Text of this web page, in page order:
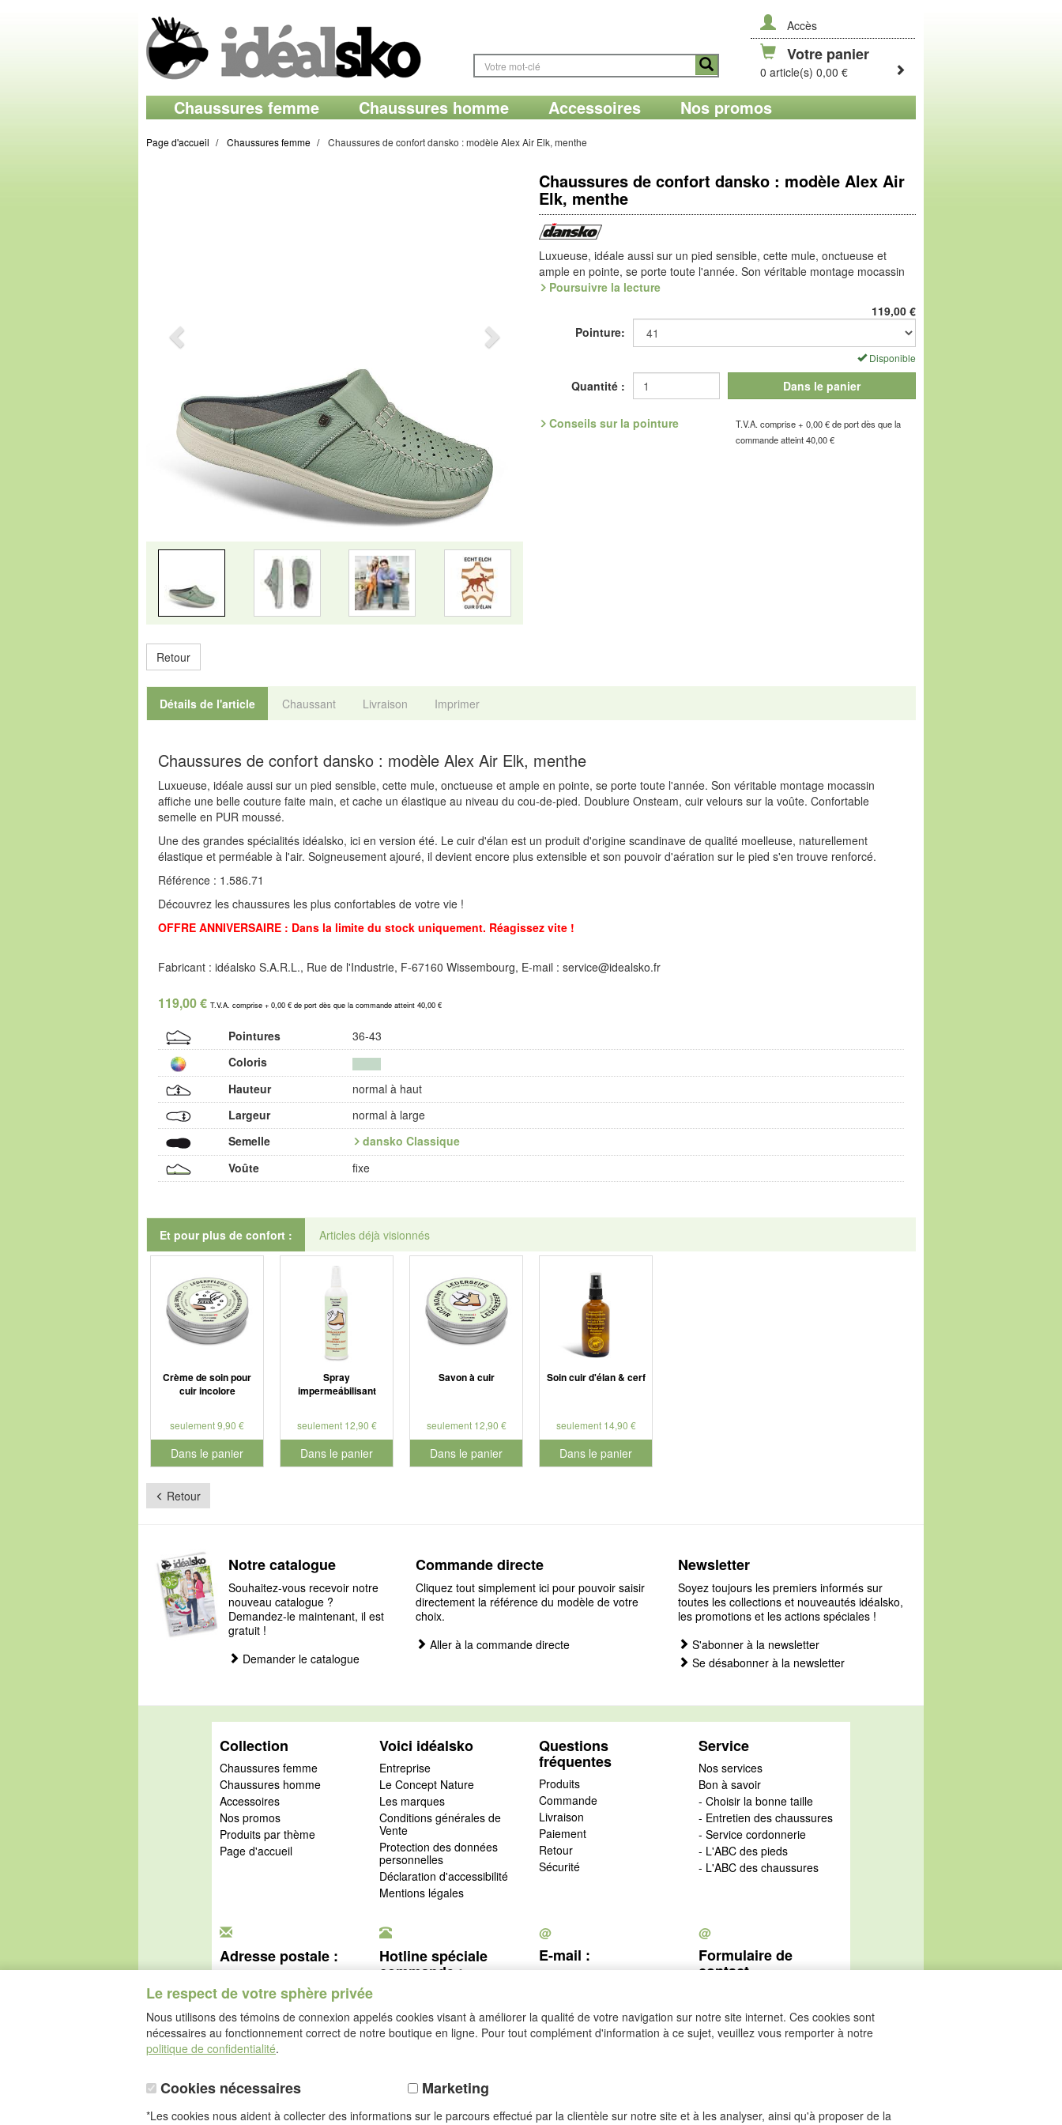
Accès
Votre panier
0 article(s) 0,00 €
Chaussures femme Chaussures homme Accessoires Nos promos
Page d'accueil Chaussures femme Chaussures de confort dansko : modèle Alex Air Elk, menthe
Chaussures de confort dansko : modèle Alex Air
Elk, menthe
Luxueuse, idéale aussi sur un pied sensible, cette mule, onctueuse et
ample en pointe, se porte toute l'année. Son véritable montage mocassin
affiche une belle couture faite main, et cache un élastique au niveau du
semelle en PUR moussé.
Une des grandes spécialités idéalsko, ici en version été. Le cuir d'élan est
un produit d'origine scandinave de qualité moelleuse, naturellement
élastique et perméable à l'air. Soigneusement ajouré, il devient encore plus
extensible et son pouvoir d'aération sur le pied s'en trouve renforcé.
Découvrez les chaussures les plus confortables de votre vie !
Poursuivre la lecture
119,00 €
Pointure:
Disponible
Quantité : Dans le panier
Conseils sur la pointure
T.V.A. comprise + 0,00 € de port dès que la
commande atteint 40,00 €
Retour
Détails de l'article Chaussant Livraison Imprimer
Chaussures de confort dansko : modèle Alex Air Elk, menthe
Luxueuse, idéale aussi sur un pied sensible, cette mule, onctueuse et ample en pointe, se porte toute l'année. Son véritable montage mocassin
affiche une belle couture faite main, et cache un élastique au niveau du cou-de-pied. Doublure Onsteam, cuir velours sur la voûte. Confortable
semelle en PUR moussé.
Une des grandes spécialités idéalsko, ici en version été. Le cuir d'élan est un produit d'origine scandinave de qualité moelleuse, naturellement
élastique et perméable à l'air. Soigneusement ajouré, il devient encore plus extensible et son pouvoir d'aération sur le pied s'en trouve renforcé.
Référence : 1.586.71
Découvrez les chaussures les plus confortables de votre vie !
OFFRE ANNIVERSAIRE : Dans la limite du stock uniquement. Réagissez vite !
Fabricant : idéalsko S.A.R.L., Rue de l'Industrie, F-67160 Wissembourg, E-mail : service@idealsko.fr
119,00 € T.V.A. comprise + 0,00 € de port dès que la commande atteint 40,00 €
Pointures
36-43
Coloris
Hauteur
normal à haut
Largeur
normal à large
Semelle
dansko Classique
Voûte
fixe
Et pour plus de confort : Articles déjà visionnés
Crème de soin pour
cuir incolore
seulement 9,90 €
Dans le panier
pour le numéro de produit 901186
Spray
impermeábilisant
seulement 12,90 €
Dans le panier
pour le numéro de produit 901126
Savon à cuir
seulement 12,90 €
Dans le panier
pour le numéro de produit 901127
Soin cuir d'élan & cerf
seulement 14,90 €
Dans le panier
pour le numéro de produit 901181
Retour
Le respect de votre sphère privée
Nous utilisons des témoins de connexion appelés cookies visant à améliorer la qualité de votre navigation sur notre site internet. Ces cookies sont
nécessaires au fonctionnement correct de notre boutique en ligne. Pour tout complément d'information à ce sujet, veuillez vous remporter à notre
politique de confidentialité.
Cookies nécessaires Marketing
*Les cookies nous aident à collecter des informations sur le parcours effectué par la clientèle sur notre site et à les analyser, ainsi qu'à proposer de la
Notre catalogue
Souhaitez-vous recevoir notre
nouveau catalogue ?
Demandez-le maintenant, il est
gratuit !
Demander le catalogue
Commande directe
Cliquez tout simplement ici pour pouvoir saisir
directement la référence du modèle de votre
choix.
Aller à la commande directe
Newsletter
Soyez toujours les premiers informés sur
toutes les collections et nouveautés idéalsko,
les promotions et les actions spéciales !
S'abonner à la newsletter
Se désabonner à la newsletter
Collection
Chaussures femme
Chaussures homme
Accessoires
Nos promos
Produits par thème
Page d'accueil
Voici idéalsko
Entreprise
Le Concept Nature
Les marques
Conditions générales de
Vente
Protection des données
personnelles
Déclaration d'accessibilité
Mentions légales
Questions
fréquentes
Produits
Commande
Livraison
Paiement
Retour
Sécurité
Service
Nos services
Bon à savoir
- Choisir la bonne taille
- Entretien des chaussures
- Service cordonnerie
- L'ABC des pieds
- L'ABC des chaussures
Adresse postale :
Rue de l'Industrie
67160 Wissembourg
Hotline spéciale
commande :
Se rétracter
@
E-mail :
@
Formulaire de
contact